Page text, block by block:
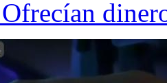
Ofrecían